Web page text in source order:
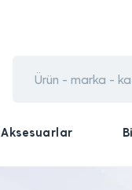
Aksesuarlar